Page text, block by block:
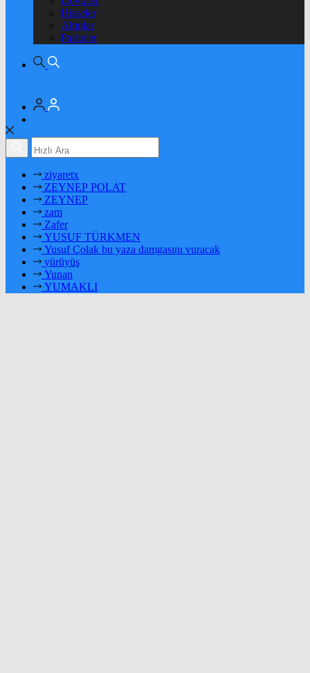
Hisseler
Altınlar
Pariteler
ziyaretx
ZEYNEP POLAT
ZEYNEP
zam
Zafer
YUSUF TÜRKMEN
Yusuf Çolak bu yaza damgasını vuracak
yürüyüş
Yunan
YUMAKLI